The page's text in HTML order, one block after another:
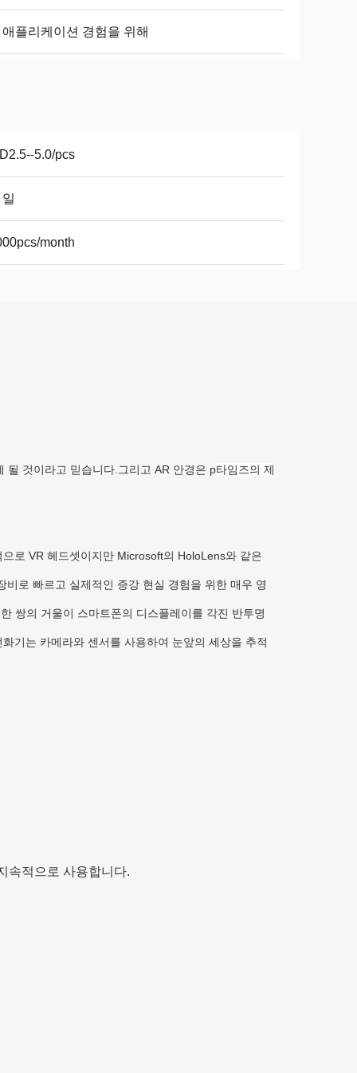
플리케이션 경험을 위해
5.0/pcs
month
될 것이라고 믿습니다.그리고 AR 안경은 p타임즈의 제
로 VR 헤드셋이지만 Microsoft의 HoloLens와 같은
로 빠르고 실제적인 증강 현실 경험을 위한 매우 영
쌍의 거울이 스마트폰의 디스플레이를 각진 반투명
기는 카메라와 센서를 사용하여 눈앞의 세상을 추적
속적으로 사용합니다.